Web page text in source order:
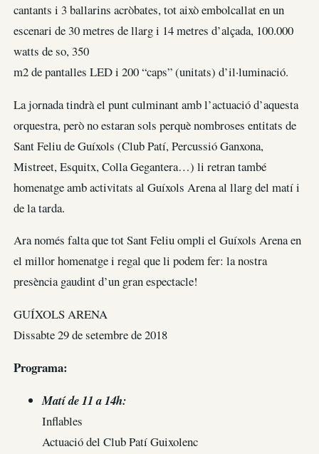
cantants i 3 ballarins acròbates, tot això embolcallat en un
escenari de 30 metres de llarg i 14 metres d’alçada, 100.000
watts de so, 350
m2 de pantalles LED i 200 “caps” (unitats) d’il·luminació.
La jornada tindrà el punt culminant amb l’actuació d’aquesta
orquestra, però no estaran sols perquè nombroses entitats de
Sant Feliu de Guíxols (Club Patí, Percussió Ganxona,
Mistreet, Esquitx, Colla Gegantera…) li retran també
homenatge amb activitats al Guíxols Arena al llarg del matí i
de la tarda.
Ara només falta que tot Sant Feliu ompli el Guíxols Arena en
el millor homenatge i regal que li podem fer: la nostra
presència gaudint d’un gran espectacle!
GUÍXOLS ARENA
Dissabte 29 de setembre de 2018
Programa:
Matí de 11 a 14h:
Inflables
Actuació del Club Patí Guixolenc